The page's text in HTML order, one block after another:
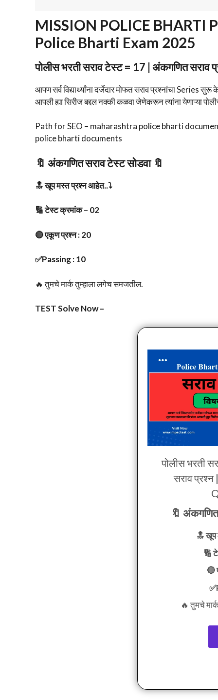
MISSION POLICE BHARTI
Police Bharti Exam 2025
पोलीस भरती सराव टेस्ट = 17 | अंकगणित
आपण सर्व विद्यार्थ्यांना दर्जेदार मोफत सराव प्रश्नांचा Series
आपली ह्या सिरीज बद्दल नक्की कळवा जेणेकरून त्यांना येणाऱ्या
Path for SEO – maharashtra police bharti
police bharti documents
🔖 अंकगणित सराव टेस्ट सोडवा 🔖
🔝 खूप मस्त प्रश्न आहेत..⤵️
🔢 टेस्ट क्रमांक – 02
🔴 एकूण प्रश्न : 20
✅Passing : 10
🔥 तुमचे मार्क तुम्हाला लगेच समजतील.
TEST Solve Now –
पोलीस भरती
सराव
🔖
🔝 खूप
🔢
🔴
🔥 तुमचे